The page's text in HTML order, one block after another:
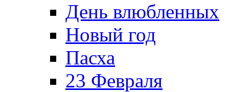
День влюбленных
Новый год
Пасха
23 Февраля